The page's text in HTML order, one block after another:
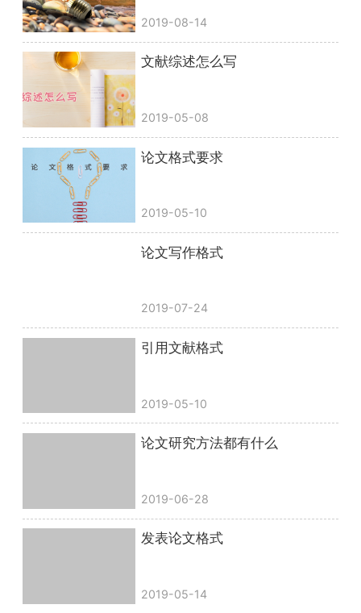
2019-08-14
文献综述怎么写
2019-05-08
论文格式要求
2019-05-10
论文写作格式
2019-07-24
引用文献格式
2019-05-10
论文研究方法都有什么
2019-06-28
发表论文格式
2019-05-14